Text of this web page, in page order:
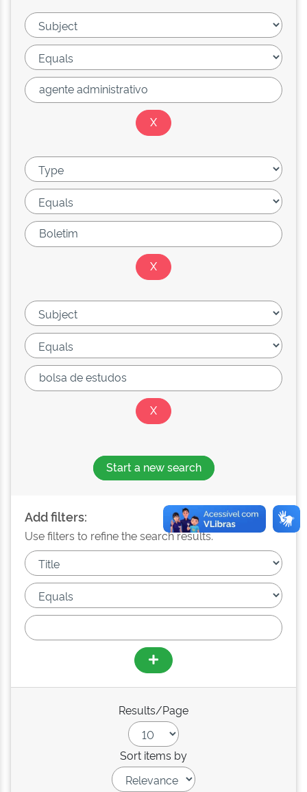
Start a new search
Add filters:
Use filters to refine the search results.
Results/Page
Sort items by